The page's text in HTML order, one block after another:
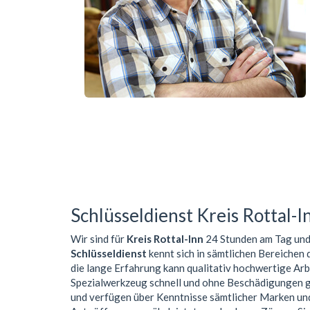
Schlüsseldienst Kreis Rottal-
Wir sind für Kreis Rottal-Inn 24 Stunden am Tag
Schlüsseldienst kennt sich in sämtlichen Bereichen
die lange Erfahrung kann qualitativ hochwertige
Spezialwerkzeug schnell und ohne
und verfügen über Kenntnisse sämtlicher Marken